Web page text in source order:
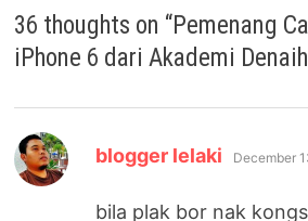
36 thoughts on “Pemenang
iPhone 6 dari Akademi
blogger lelaki says:
December
bila plak bor nak